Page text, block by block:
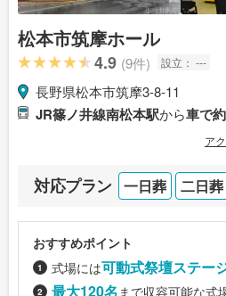
松本市筑摩ホール
4.9 (9件) 設立： ---
長野県松本市筑摩3-8-11
JR篠ノ井線南松本駅から車で
ア
対応プラン 一日葬 二日葬
おすすめポイント
式場には可動式祭壇ステー
最大120名 まで収容可能な式